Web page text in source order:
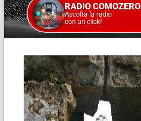
RADIO COMOZERO
Ascolta la radio
con un click!